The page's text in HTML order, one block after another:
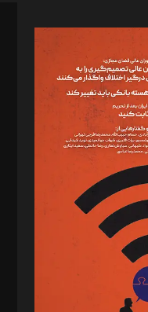
امان‌پور، سروش کرمیان،
فائزه فتحی